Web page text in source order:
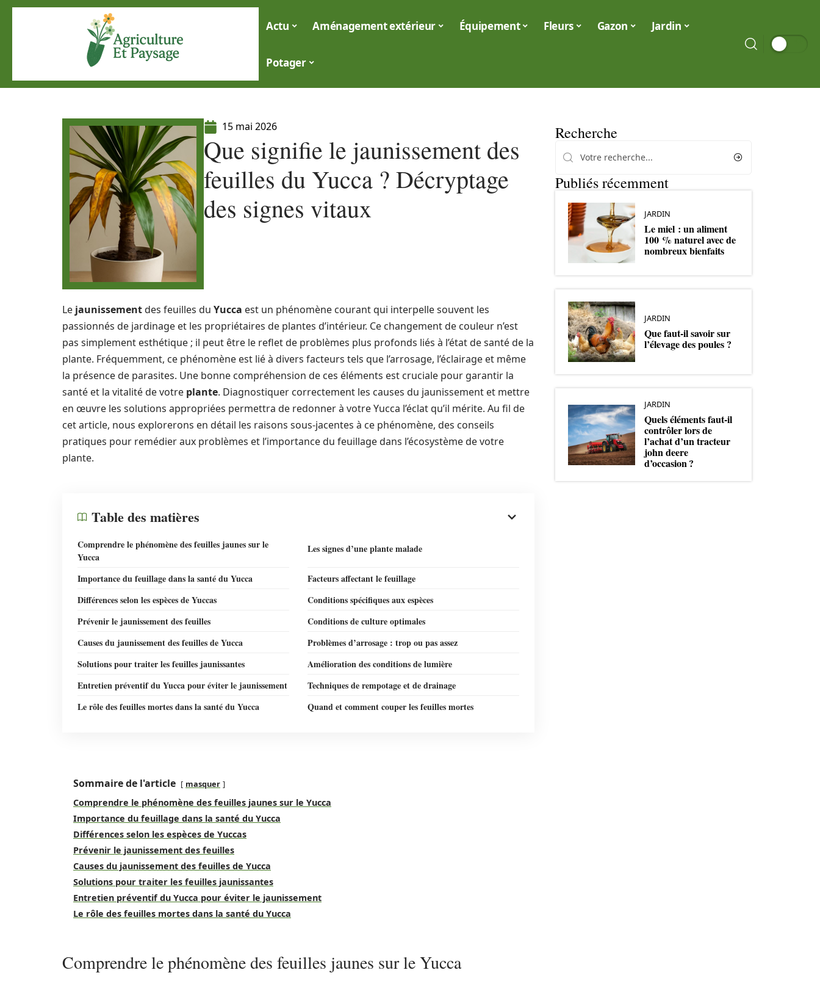
Actu Aménagement extérieur Équipement Fleurs Gazon Jardin
Potager
15 mai 2026
Que signifie le jaunissement des
feuilles du Yucca ? Décryptage
des signes vitaux
Le jaunissementdes feuilles du Yucca est un phénomène courant qui interpelle souvent les
passionnés de jardinage et les propriétaires de plantes d’intérieur. Ce changement de couleur n’est
pas simplement esthétique ; il peut être le reflet de problèmes plus profonds liés à l’état de santé de la
plante. Fréquemment, ce phénomène est lié à divers facteurs tels que l’arrosage, l’éclairage et même
la présence de parasites. Une bonne compréhension de ces éléments est cruciale pour garantir la
santé et la vitalité de votre plante. Diagnostiquer correctement les causes du jaunissement et mettre
en œuvre les solutions appropriées permettra de redonner à votre Yucca l’éclat qu’il mérite. Au fil de
cet article, nous explorerons en détail les raisons sous-jacentes à ce phénomène, des conseils
pratiques pour remédier aux problèmes et l’importance du feuillage dans l’écosystème de votre
plante.
Table des matières
Comprendre le phénomène des feuilles jaunes sur le
Yucca
Les signes d’une plante malade
Importance du feuillage dans la santé du Yucca
Facteurs affectant le feuillage
Différences selon les espèces de Yuccas
Conditions spécifiques aux espèces
Prévenir le jaunissement des feuilles
Conditions de culture optimales
Causes du jaunissement des feuilles de Yucca
Problèmes d’arrosage : trop ou pas assez
Solutions pour traiter les feuilles jaunissantes
Amélioration des conditions de lumière
Entretien préventif du Yucca pour éviter le jaunissement
Techniques de rempotage et de drainage
Le rôle des feuilles mortes dans la santé du Yucca
Quand et comment couper les feuilles mortes
Sommaire de l'article masquer
Comprendre le phénomène des feuilles jaunes sur le Yucca
Importance du feuillage dans la santé du Yucca
Différences selon les espèces de Yuccas
Prévenir le jaunissement des feuilles
Causes du jaunissement des feuilles de Yucca
Solutions pour traiter les feuilles jaunissantes
Entretien préventif du Yucca pour éviter le jaunissement
Le rôle des feuilles mortes dans la santé du Yucca
Comprendre le phénomène des feuilles jaunes sur le Yucca
Recherche
Publiés récemment
JARDIN
Le miel : un aliment
100 % naturel avec de
nombreux bienfaits
JARDIN
Que faut-il savoir sur
l’élevage des poules ?
JARDIN
Quels éléments faut-il
contrôler lors de
l’achat d’un tracteur
john deere
d’occasion ?